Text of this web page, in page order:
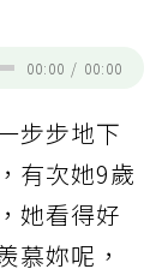
00:00 / 00:00
步步地下
有次她9歲
她看得好
慕妳呢，